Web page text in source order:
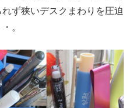
ず狭いデスクまわりを圧迫
。